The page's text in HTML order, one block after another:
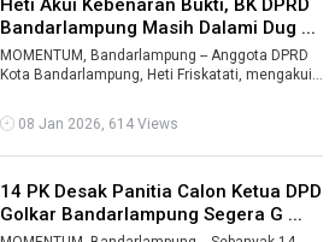
Heti Akui Kebenaran Bukti, BK DPRD
Bandarlampung Masih Dalami Dug ...
MOMENTUM, Bandarlampung -- Anggota DPRD
Kota Bandarlampung, Heti Friskatati, mengakui
08 Jan 2026, 614 Views
14 PK Desak Panitia Calon Ketua DPD
Golkar Bandarlampung Segera G ...